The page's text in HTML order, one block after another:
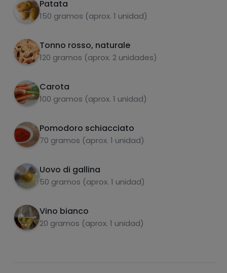
Patata
150 gramos (aprox. 1 unidad)
Tonno rosso, naturale
120 gramos (aprox. 2 unidades)
Carota
100 gramos (aprox. 1 unidad)
Pomodoro schiacciato
70 gramos (aprox. 1 unidad)
Uovo di gallina
50 gramos (aprox. 1 unidad)
Vino bianco
20 gramos (aprox. 1 unidad)
scatolette di tonno. Aggiungere le spezie a
piacere (io ho usato aglio in polvere, pepe,
un po' di vino bianco. Lasciare a fuoco medio
finché non si riduce.
carboidrati proteine
grassi
zuccheri grassi saturi